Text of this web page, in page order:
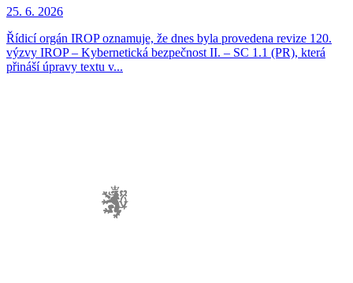
25. 6. 2026
Řídicí orgán IROP oznamuje, že dnes byla provedena revize 120.
výzvy IROP – Kybernetická bezpečnost II. – SC 1.1 (PR), která
přináší úpravy textu v...